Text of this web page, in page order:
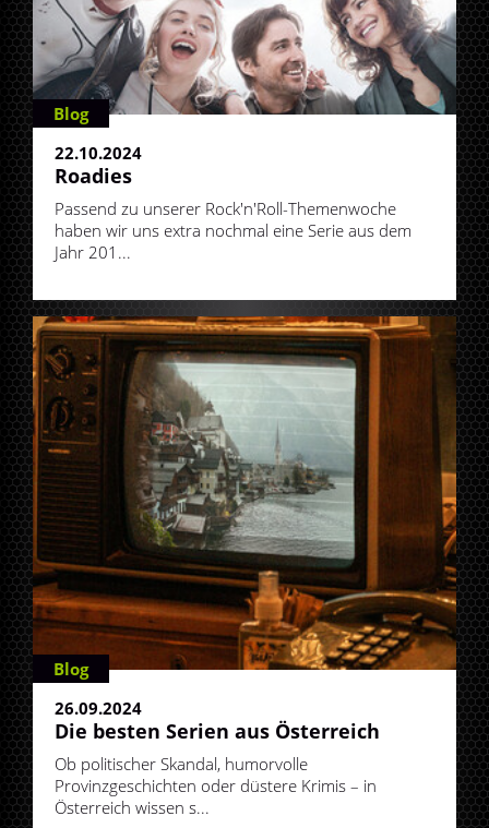
Blog
22.10.2024
Roadies
Passend zu unserer Rock'n'Roll-Themenwoche
haben wir uns extra nochmal eine Serie aus dem
Jahr 201...
Blog
26.09.2024
Die besten Serien aus Österreich
Ob politischer Skandal, humorvolle
Provinzgeschichten oder düstere Krimis – in
Österreich wissen s...